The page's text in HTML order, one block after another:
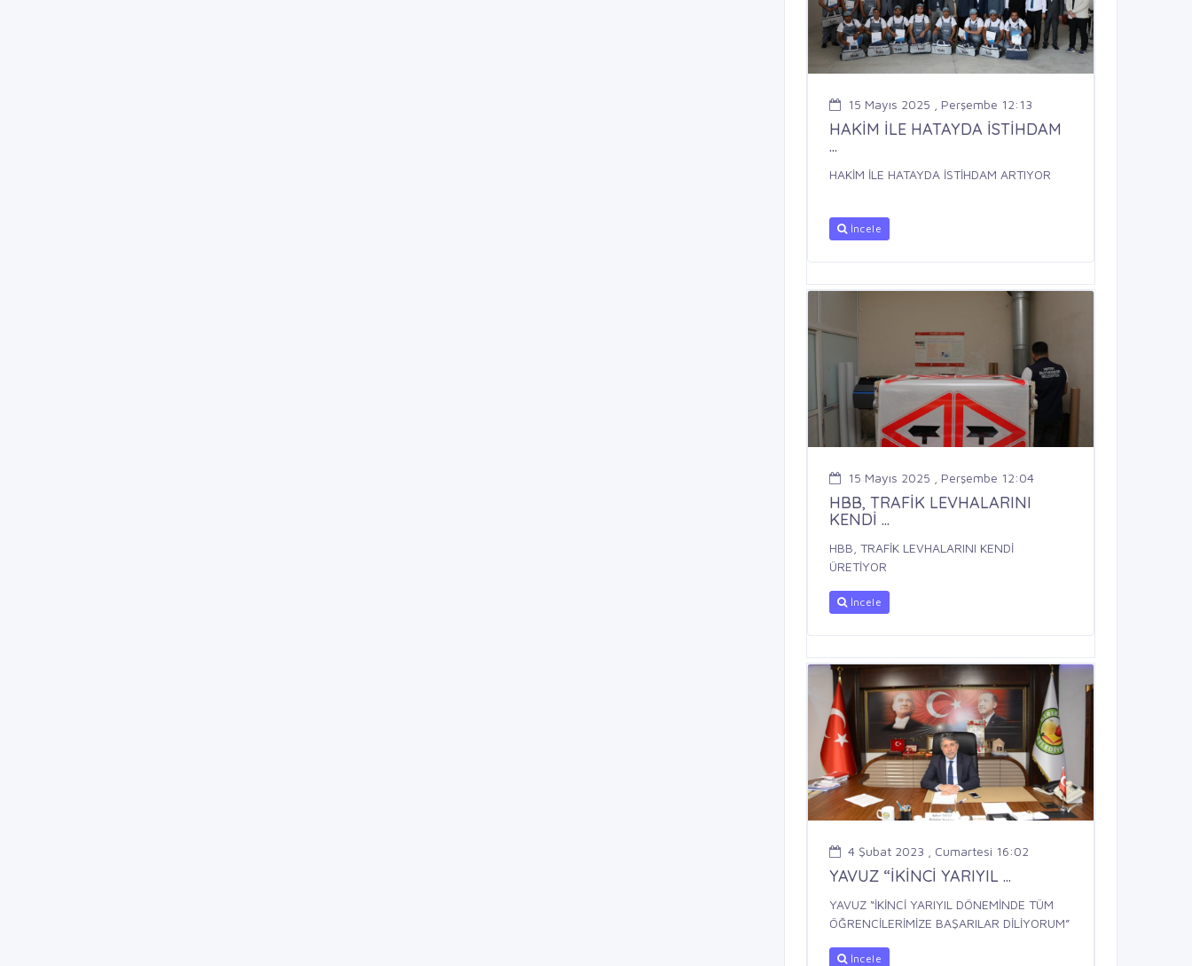
15 Mayıs 2025 , Perşembe 12:13
HAKİM İLE HATAYDA İSTİHDAM
...
HAKİM İLE HATAYDA İSTİHDAM ARTIYOR
İncele
15 Mayıs 2025 , Perşembe 12:04
HBB, TRAFİK LEVHALARINI
KENDİ ...
HBB, TRAFİK LEVHALARINI KENDİ
ÜRETİYOR
İncele
4 Şubat 2023 , Cumartesi 16:02
YAVUZ “İKİNCİ YARIYIL ...
YAVUZ “İKİNCİ YARIYIL DÖNEMİNDE TÜM
ÖĞRENCİLERİMİZE BAŞARILAR DİLİYORUM”
İncele